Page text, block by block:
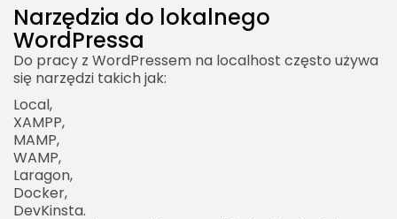
Narzędzia do lokalnego
WordPressa
Do pracy z WordPressem na localhost często używa
się narzędzi takich jak:
Local,
XAMPP,
MAMP,
WAMP,
Laragon,
Docker,
DevKinsta.